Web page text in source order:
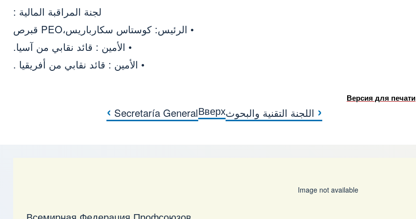
لجنة المراقبة المالية :
• الرئيس: كوستاس سكارباريس،PEO قبرص
• الأمين : قائد نقابي من آسيا.
• الأمين : قائد نقابي من أفريقيا .
Версия для печати
для COMISIÓN DE CONTROL FINANCIERO
‹ اللجنة التقنية والبحوثВверх
Secretaría General
›
Image not available